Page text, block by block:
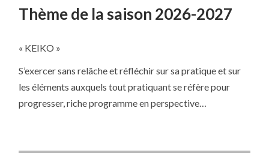
Thème de la saison 2026-2027
« KEIKO »
S’exercer sans relâche et réfléchir sur sa pratique et sur
les éléments auxquels tout pratiquant se réfère pour
progresser, riche programme en perspective…